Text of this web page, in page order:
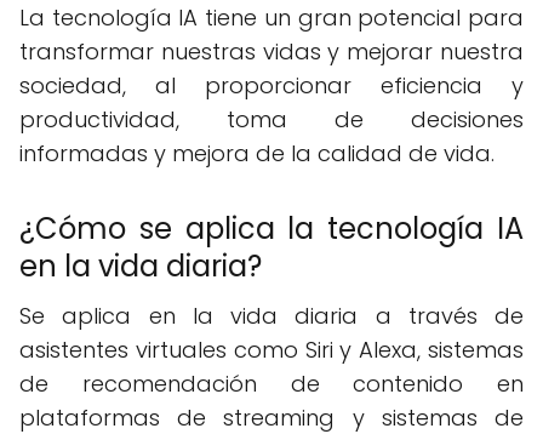
La tecnología IA tiene un gran potencial para
transformar nuestras vidas y mejorar nuestra
sociedad, al proporcionar eficiencia y
productividad, toma de decisiones
informadas y mejora de la calidad de vida.
¿Cómo se aplica la tecnología IA
en la vida diaria?
Se aplica en la vida diaria a través de
asistentes virtuales como Siri y Alexa, sistemas
de recomendación de contenido en
plataformas de streaming y sistemas de